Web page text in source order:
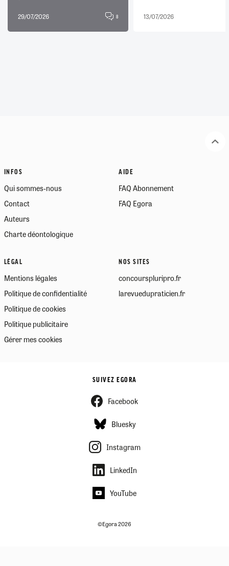
29/07/2026 8 13/07/2026
INFOS
Qui sommes-nous
Contact
Auteurs
Charte déontologique
AIDE
FAQ Abonnement
FAQ Egora
LÉGAL
Mentions légales
Politique de confidentialité
Politique de cookies
Politique publicitaire
Gérer mes cookies
NOS SITES
concourspluripro.fr
larevuedupraticien.fr
SUIVEZ EGORA
Facebook
Bluesky
Instagram
LinkedIn
YouTube
©Egora 2026